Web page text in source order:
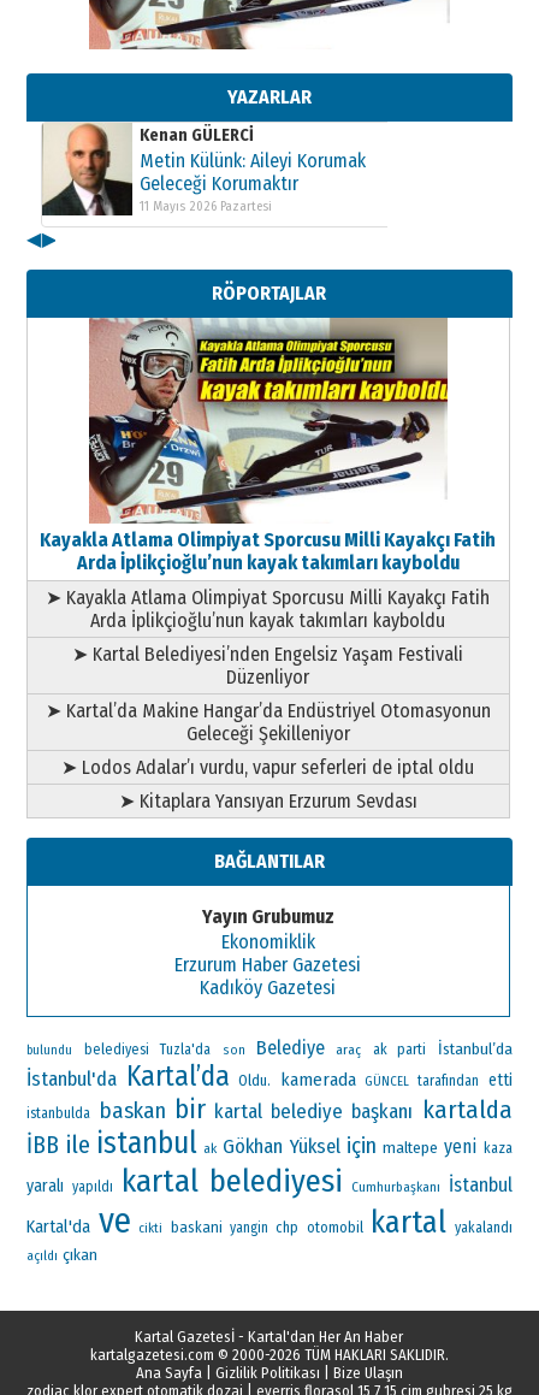
YAZARLAR
Kenan GÜLERCİ
Metin Külünk: Aileyi Korumak
Geleceği Korumaktır
11 Mayıs 2026 Pazartesi
Kenan GÜLERCİ
Metin Külünk: Aileyi Korumak
Geleceği Korumaktır
11 Mayıs 2026 Pazartesi
◀▶
RÖPORTAJLAR
Kayakla Atlama Olimpiyat Sporcusu Milli Kayakçı Fatih
Arda İplikçioğlu’nun kayak takımları kayboldu
➤ Kayakla Atlama Olimpiyat Sporcusu Milli Kayakçı Fatih
Arda İplikçioğlu’nun kayak takımları kayboldu
➤ Kartal Belediyesi’nden Engelsiz Yaşam Festivali
Düzenliyor
➤ Kartal’da Makine Hangar’da Endüstriyel Otomasyonun
Geleceği Şekilleniyor
➤ Lodos Adalar’ı vurdu, vapur seferleri de iptal oldu
➤ Kitaplara Yansıyan Erzurum Sevdası
BAĞLANTILAR
Yayın Grubumuz
Ekonomiklik
Erzurum Haber Gazetesi
Kadıköy Gazetesi
bulundu belediyesi Tuzla'da son Belediye araç ak parti İstanbul’da
İstanbul'da Kartal’da Oldu. kamerada GÜNCEL tarafından etti
istanbulda baskan bir kartal belediye başkanı kartalda
İBB ile istanbul ak Gökhan Yüksel için maltepe yeni kaza
yaralı yapıldı kartal belediyesi Cumhurbaşkanı İstanbul
Kartal'da ve cikti baskani yangin chp otomobil kartal yakalandı
açıldı çıkan
Kartal Gazetesİ - Kartal'dan Her An Haber
kartalgazetesi.com © 2000-2026 TÜM HAKLARI SAKLIDIR.
Ana Sayfa
Gizlilik Politikası
Bize Ulaşın
zodiac klor expert otomatik dozaj
everris florasol 15 7 15 cim gubresi 25 kg